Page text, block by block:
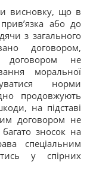
висновку, що в
або до
з загального
договором,
договором не
моральної
норми
продовжують
на підставі
договором не
зносок на
спеціальним
у спірних